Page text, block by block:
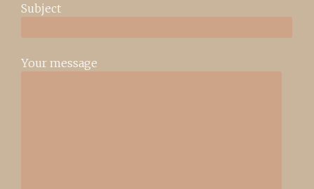
Subject
Your message